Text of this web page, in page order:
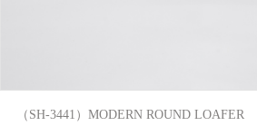
（SH-3441）MODERN ROUND LOAFER